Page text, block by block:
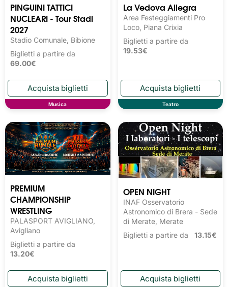
PINGUINI TATTICI
NUCLEARI - Tour Stadi
2027
Stadio Comunale, Bibione
Biglietti a partire da
69.00€
Musica
La Vedova Allegra
Area Festeggiamenti Pro
Loco, Piana Crixia
Biglietti a partire da
19.53€
Teatro
PREMIUM
CHAMPIONSHIP
WRESTLING
PALASPORT AVIGLIANO,
Avigliano
Biglietti a partire da
13.20€
OPEN NIGHT
INAF Osservatorio
Astronomico di Brera - Sede
di Merate, Merate
Biglietti a partire da 13.15€